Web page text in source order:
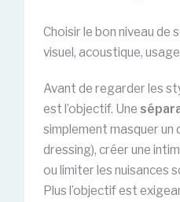
Choisir le bon niveau de
visuel, acoustique, usage
Avant de regarder les
est l’objectif. Une
simplement masquer un
dressing), créer une
ou limiter les nuisances
Plus l’objectif est